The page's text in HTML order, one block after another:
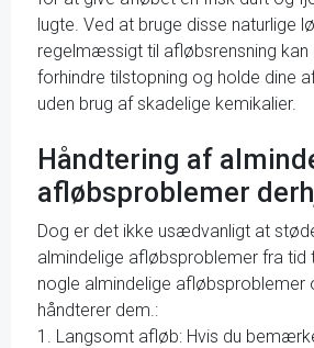
lugte. Ved at bruge disse naturlige
regelmæssigt til afløbsrensning
forhindre tilstopning og holde dine
uden brug af skadelige kemikalier.
Håndtering af
afløbsproblemer
Dog er det ikke usædvanligt at
almindelige afløbsproblemer fra tid
nogle almindelige afløbsproblemer
håndterer dem.:
1. Langsomt afløb: Hvis du